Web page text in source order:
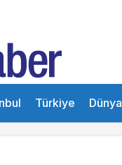
Türkiye Dünya